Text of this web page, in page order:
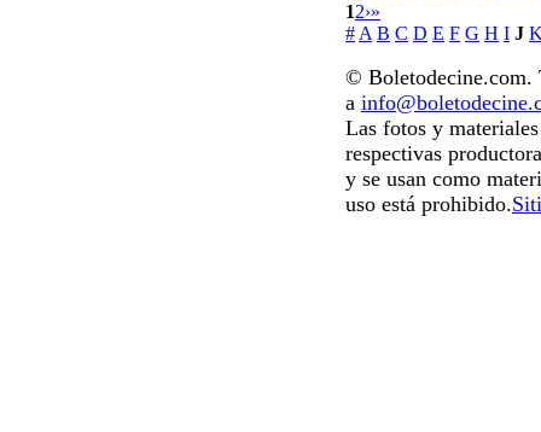
12›»
# A B C D E F G H I J
© Boletodecine.com.
a
Las fotos y
respectivas
y se usan como
uso está prohibido.